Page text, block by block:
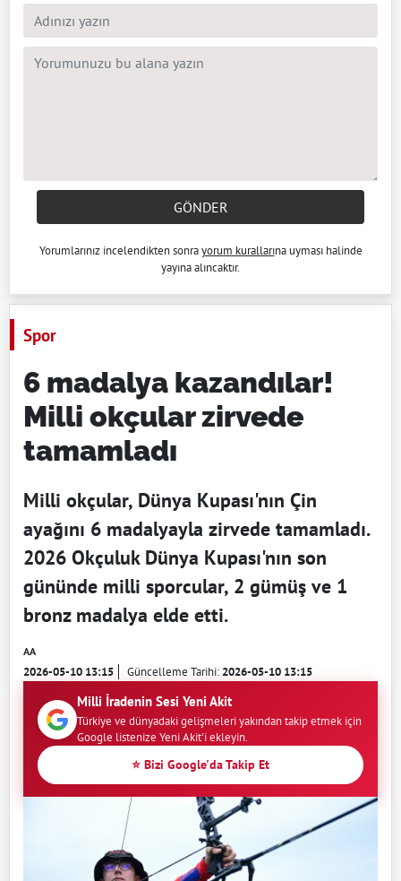
GÖNDER
Yorumlarınız incelendikten sonrayorum kurallarına uyması halinde
yayına alıncaktır.
Spor
6 madalya kazandılar!
Milli okçular zirvede
tamamladı
Milli okçular, Dünya Kupası'nın Çin
ayağını 6 madalyayla zirvede tamamladı.
2026 Okçuluk Dünya Kupası'nın son
gününde milli sporcular, 2 gümüş ve 1
bronz madalya elde etti.
AA
2026-05-10 13:15 Güncelleme Tarihi:2026-05-10 13:15
Milli İradenin Sesi Yeni Akit
Türkiye ve dünyadaki gelişmeleri yakından takip etmek için
Google listenize Yeni Akit'i ekleyin.
⭐ Bizi Google'da Takip Et